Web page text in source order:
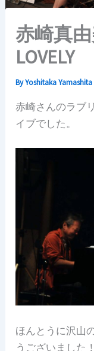
赤崎真由
LOVELY
ByYoshitaka Yamashita
赤崎さんのラブ
イブでした。
ほんとうに沢山
うございました！